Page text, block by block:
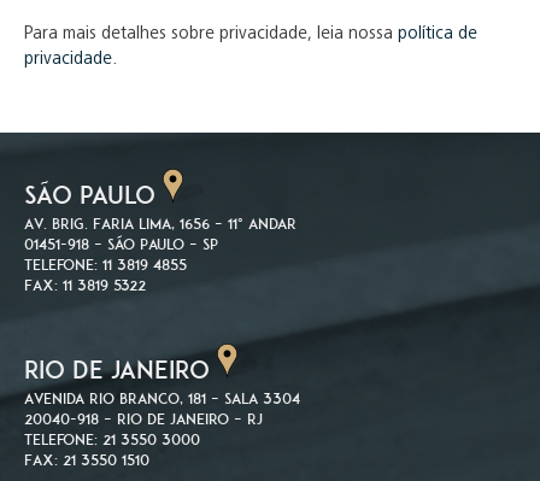
Para mais detalhes sobre privacidade, leia nossa política de
privacidade.
SÃO PAULO
Av. Brig. Faria Lima, 1656 – 11º andar
01451-918 – São Paulo – SP
Telefone: 11 3819 4855
Fax: 11 3819 5322
RIO DE JANEIRO
Avenida Rio Branco, 181 – Sala 3304
20040-918 – Rio de Janeiro – RJ
Telefone: 21 3550 3000
Fax: 21 3550 1510